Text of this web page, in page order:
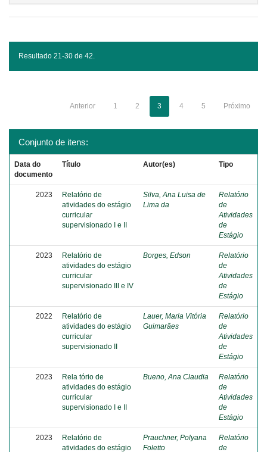
Resultado 21-30 de 42.
Anterior 1 2 3 4 5 Próximo
Conjunto de itens:
Data do
documento
Título Autor(es) Tipo
2023
Relatório de
atividades do estágio
curricular
supervisionado I e II
Silva, Ana Luisa de
Lima da
Relatório
de
Atividades
de
Estágio
2023
Relatório de
atividades do estágio
curricular
supervisionado III e IV
Borges, Edson
Relatório
de
Atividades
de
Estágio
2022
Relatório de
atividades do estágio
curricular
supervisionado II
Lauer, Maria Vitória
Guimarães
Relatório
de
Atividades
de
Estágio
2023
Rela tório de
atividades do estágio
curricular
supervisionado I e II
Bueno, Ana Claudia
Relatório
de
Atividades
de
Estágio
2023
Relatório de
atividades do estágio
Prauchner, Polyana
Foletto
Relatório
de